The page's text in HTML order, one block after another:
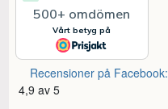
Recensioner på Facebook:
4,9 av 5